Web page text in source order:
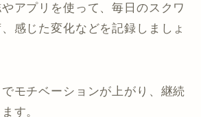
アプリを使って、毎日のスクワ
感じた変化などを記録しましょ
モチベーションが上がり、継続
す。